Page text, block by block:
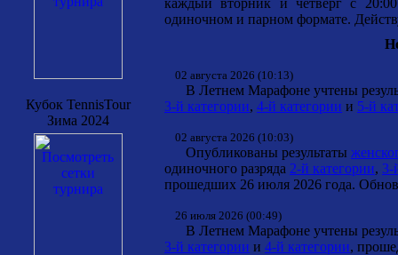
Кубок TennisTour
Зима 2024
каждый вторник и четверг с
одиночном и парном формате.
02 августа 2026 (10:13)
В Летнем Марафоне учтены
3-й категории, 4-й категории и 5-й
02 августа 2026 (10:03)
Опубликованы результаты
одиночного разряда 2-й категории, 3-
прошедших 26 июля 2026 года.
26 июля 2026 (00:49)
В Летнем Марафоне учтены
3-й категории и 4-й категории,